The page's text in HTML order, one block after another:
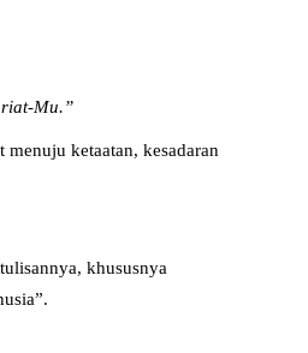
Mu.”
ketaatan, kesadaran
khususnya